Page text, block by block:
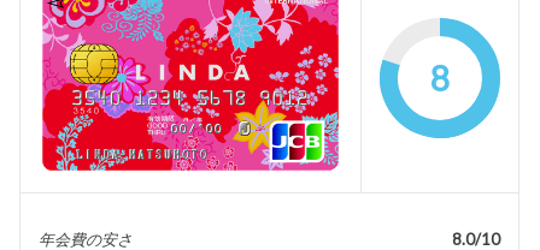
8
年会費の安さ 8.0/10